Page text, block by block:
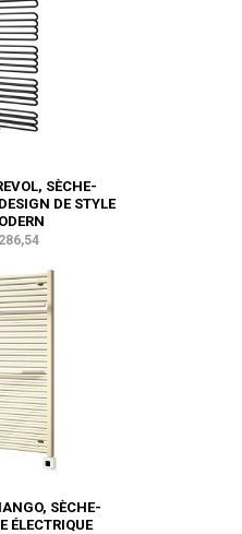
SÈCHE-
DE STYLE
SÈCHE-
ÉLECTRIQUE